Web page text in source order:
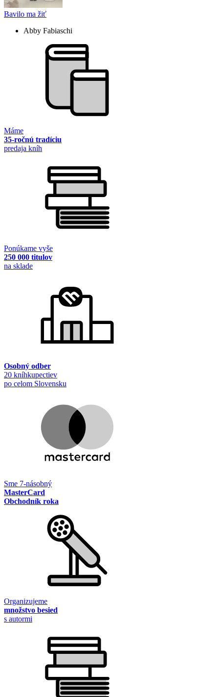
Bavilo ma žiť
Abby Fabiaschi
Máme
35-ročnú tradíciu
predaja kníh
Ponúkame vyše
250 000 titulov
na sklade
Osobný odber
20 kníhkupectiev
po celom Slovensku
Sme 7-násobný
MasterCard
Obchodník roka
Organizujeme
množstvo besied
s autormi